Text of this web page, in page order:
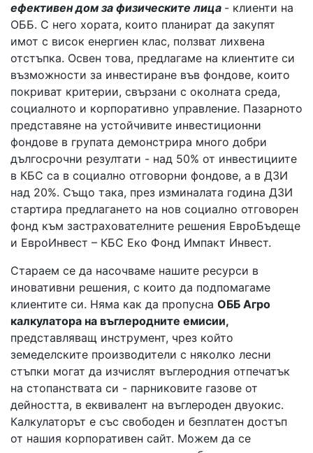
ефективен дом за физическите лица - клиенти на
ОББ. С него хората, които планират да закупят
имот с висок енергиен клас, ползват лихвена
отстъпка. Освен това, предлагаме на клиентите си
възможности за инвестиране във фондове, които
покриват критерии, свързани с околната среда,
социалното и корпоративно управление. Пазарното
представяне на устойчивите инвестиционни
фондове в групата демонстрира много добри
дългосрочни резултати - над 50% от инвестициите
в КБС са в социално отговорни фондове, а в ДЗИ
над 20%. Също така, през изминалата година ДЗИ
стартира предлагането на нов социално отговорен
фонд към застрахователните решения ЕвроБъдеще
и ЕвроИнвест – КБС Eко Фонд Импакт Инвест.
Стараем се да насочваме нашите ресурси в
иновативни решения, с които да подпомагаме
клиентите си. Няма как да пропусна ОББ Агро
калкулатора на въглеродните емисии,
представляващ инструмент, чрез който
земеделските производители с няколко лесни
стъпки могат да изчислят въглеродния отпечатък
на стопанствата си - парниковите газове от
дейността, в еквивалент на въглероден двуокис.
Калкулаторът е със свободен и безплатен достъп
от нашия корпоративен сайт. Можем да се